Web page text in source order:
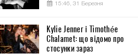
15:46, 31 Березня
Kylie Jenner і Timothée
Chalamet: що відомо про
стосунки зараз